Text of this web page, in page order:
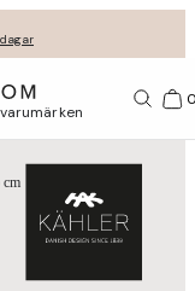
849 kr.
GLS
cm